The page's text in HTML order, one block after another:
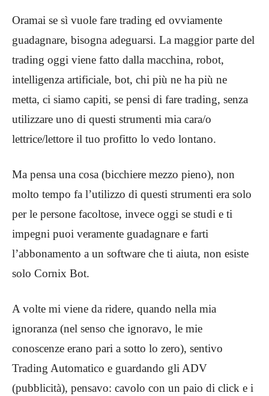
Oramai se sì vuole fare trading ed ovviamente
guadagnare, bisogna adeguarsi. La maggior parte del
trading oggi viene fatto dalla macchina, robot,
intelligenza artificiale, bot, chi più ne ha più ne
metta, ci siamo capiti, se pensi di fare trading, senza
utilizzare uno di questi strumenti mia cara/o
lettrice/lettore il tuo profitto lo vedo lontano.
Ma pensa una cosa (bicchiere mezzo pieno), non
molto tempo fa l’utilizzo di questi strumenti era solo
per le persone facoltose, invece oggi se studi e ti
impegni puoi veramente guadagnare e farti
l’abbonamento a un software che ti aiuta, non esiste
solo Cornix Bot.
A volte mi viene da ridere, quando nella mia
ignoranza (nel senso che ignoravo, le mie
conoscenze erano pari a sotto lo zero), sentivo
Trading Automatico e guardando gli ADV
(pubblicità), pensavo: cavolo con un paio di click e i